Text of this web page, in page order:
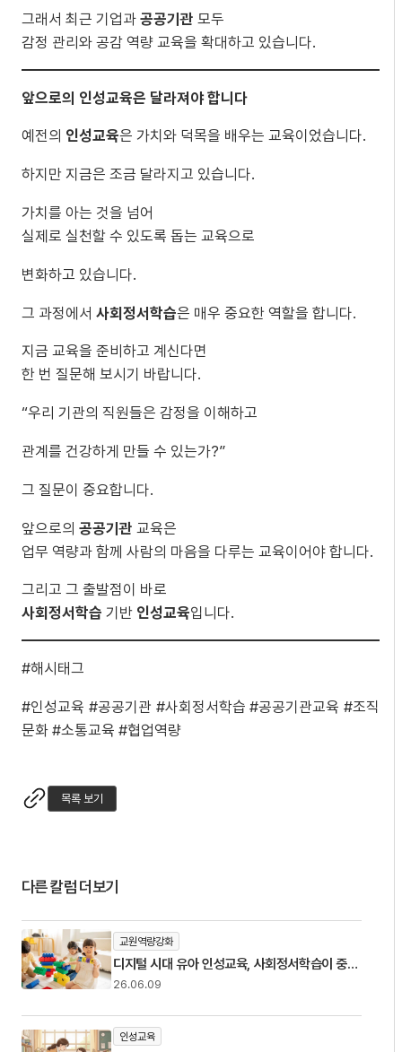
그래서 최근 기업과 공공기관 모두
감정 관리와 공감 역량 교육을 확대하고 있습니다.
앞으로의 인성교육은 달라져야 합니다
예전의 인성교육은 가치와 덕목을 배우는 교육이었습니다.
하지만 지금은 조금 달라지고 있습니다.
가치를 아는 것을 넘어
실제로 실천할 수 있도록 돕는 교육으로
변화하고 있습니다.
그 과정에서 사회정서학습은 매우 중요한 역할을 합니다.
지금 교육을 준비하고 계신다면
한 번 질문해 보시기 바랍니다.
“우리 기관의 직원들은 감정을 이해하고
관계를 건강하게 만들 수 있는가?”
그 질문이 중요합니다.
앞으로의 공공기관 교육은
업무 역량과 함께 사람의 마음을 다루는 교육이어야 합니다.
그리고 그 출발점이 바로
사회정서학습 기반 인성교육입니다.
#해시태그
#인성교육 #공공기관 #사회정서학습 #공공기관교육 #조직
문화 #소통교육 #협업역량
목록 보기
다른 칼럼 더보기
교원역량강화
디지털 시대 유아 인성교육, 사회정서학습이 중요
한 이유
26.06.09
인성교육